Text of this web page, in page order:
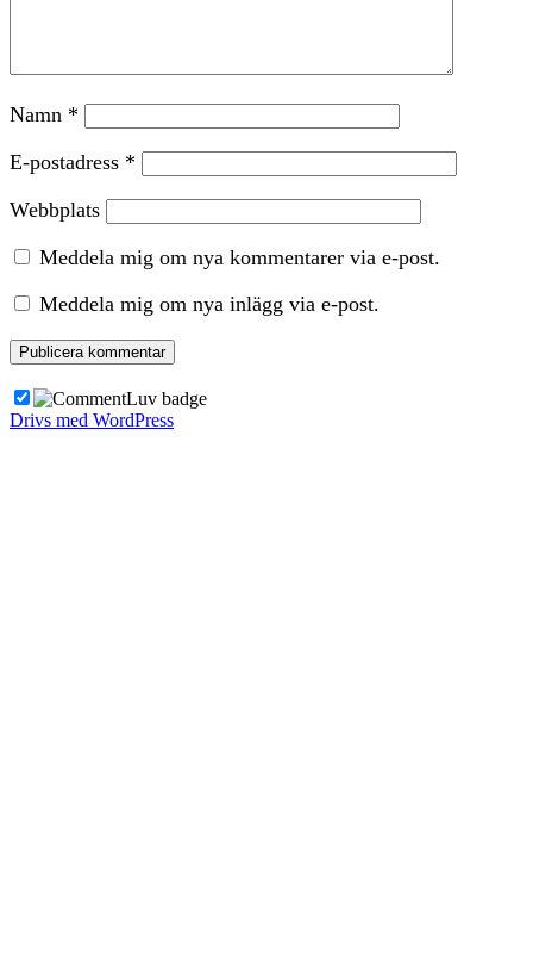
Namn *
E-postadress *
Webbplats
Meddela mig om nya kommentarer via e-post.
Meddela mig om nya inlägg via e-post.
Drivs med WordPress